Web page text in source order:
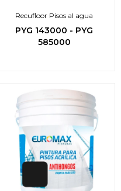
Recufloor Pisos al agua
PYG 143000 - PYG
585000